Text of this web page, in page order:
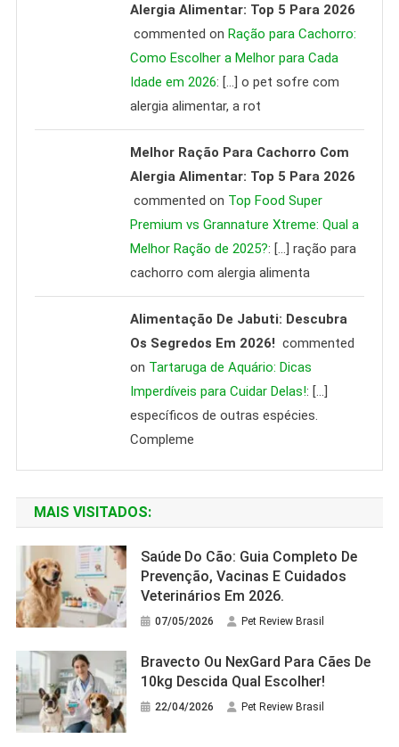
Alergia Alimentar: Top 5 Para 2026
commented onRação para Cachorro:
Como Escolher a Melhor para Cada
Idade em 2026: […] o pet sofre com
alergia alimentar, a rot
Melhor Ração Para Cachorro Com
Alergia Alimentar: Top 5 Para 2026
commented on Top Food Super
Premium vs Grannature Xtreme: Qual a
Melhor Ração de 2025?: […] ração para
cachorro com alergia alimenta
Alimentação De Jabuti: Descubra
Os Segredos Em 2026! commented
on Tartaruga de Aquário: Dicas
Imperdíveis para Cuidar Delas!: […]
específicos de outras espécies.
Compleme
MAIS VISITADOS:
Saúde Do Cão: Guia Completo De
Prevenção, Vacinas E Cuidados
Veterinários Em 2026.
07/05/2026 Pet Review Brasil
Bravecto Ou NexGard Para Cães De
10kg Descida Qual Escolher!
22/04/2026 Pet Review Brasil